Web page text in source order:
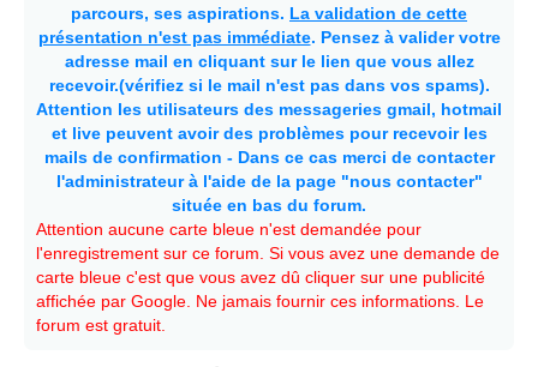
parcours, ses aspirations. La validation de cette
présentation n'est pas immédiate. Pensez à valider votre
adresse mail en cliquant sur le lien que vous allez
recevoir.(vérifiez si le mail n'est pas dans vos spams).
Attention les utilisateurs des messageries gmail, hotmail
et live peuvent avoir des problèmes pour recevoir les
mails de confirmation - Dans ce cas merci de contacter
l'administrateur à l'aide de la page "nous contacter"
située en bas du forum.
Attention aucune carte bleue n'est demandée pour
l'enregistrement sur ce forum. Si vous avez une demande de
carte bleue c'est que vous avez dû cliquer sur une publicité
affichée par Google. Ne jamais fournir ces informations. Le
forum est gratuit.